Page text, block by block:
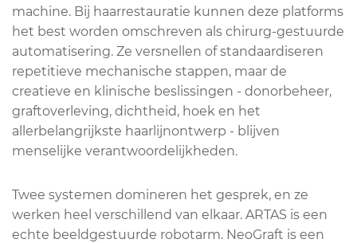
machine. Bij haarrestauratie kunnen deze platforms
het best worden omschreven als chirurg-gestuurde
automatisering. Ze versnellen of standaardiseren
repetitieve mechanische stappen, maar de
creatieve en klinische beslissingen - donorbeheer,
graftoverleving, dichtheid, hoek en het
allerbelangrijkste haarlijnontwerp - blijven
menselijke verantwoordelijkheden.
Twee systemen domineren het gesprek, en ze
werken heel verschillend van elkaar. ARTAS is een
echte beeldgestuurde robotarm. NeoGraft is een